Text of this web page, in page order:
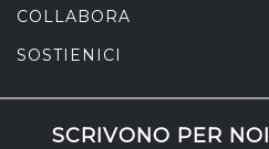
COLLABORA
SOSTIENICI
SCRIVONO PER NOI